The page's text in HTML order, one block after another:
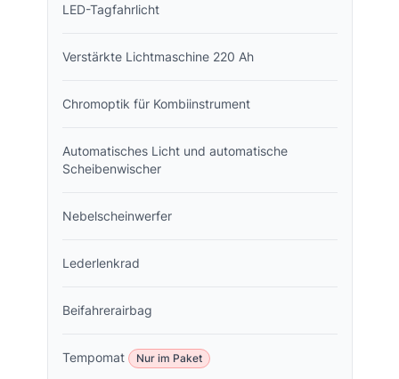
LED-Tagfahrlicht
Verstärkte Lichtmaschine 220 Ah
Chromoptik für Kombiinstrument
Automatisches Licht und automatische
Scheibenwischer
Nebelscheinwerfer
Lederlenkrad
Beifahrerairbag
Tempomat Nur im Paket